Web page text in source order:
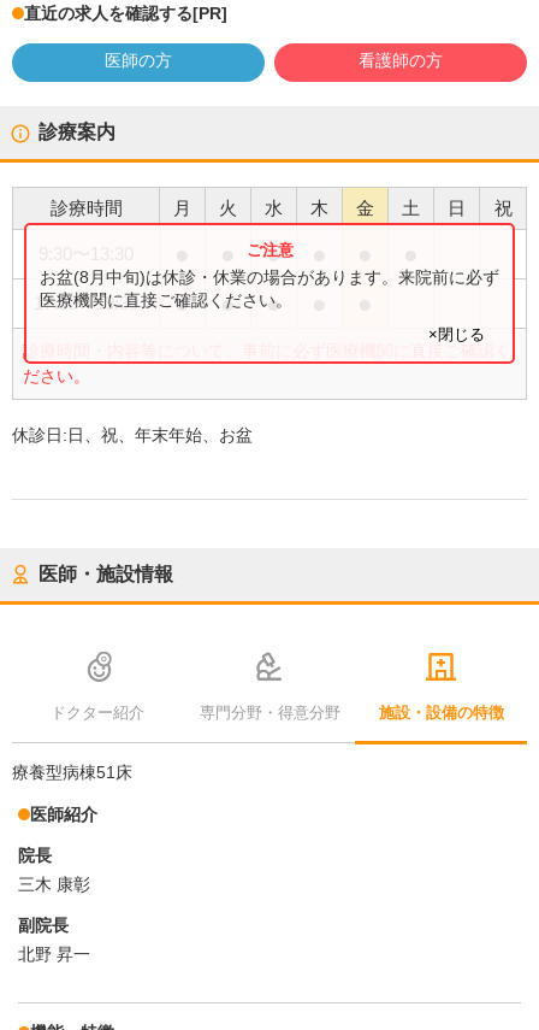
直近の求人を確認する[PR]
医師の方 看護師の方
診療案内
診療時間 月 火 水 木 金 土 日 祝
●
17:30〜19:30 ● ● ●
診療時間・内容等について、事前に必ず医療機関に直接ご確認く
ださい。
お盆(8月中旬)は休診・休業の場合があります。来院前に必ず
医療機関に直接ご確認ください。
×閉じる
休診日:日、祝、年末年始、お盆
医師・施設情報
ドクター紹介 専門分野・得意分野 施設・設備の特徴
療養型病棟51床
医師紹介
院長
三木 康彰
副院長
北野 昇一